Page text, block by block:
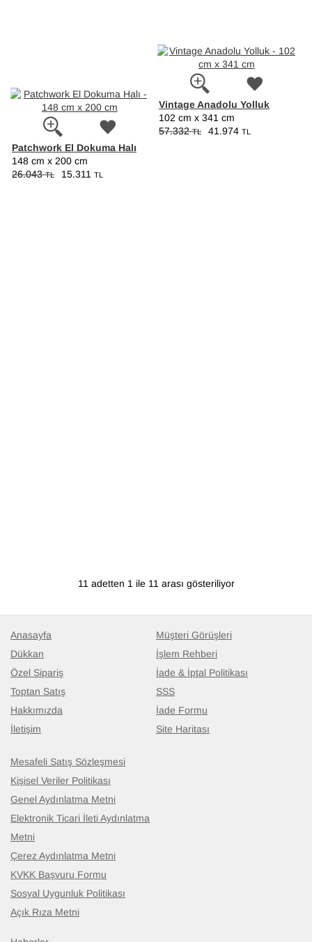
Vintage Anadolu Yolluk
102 cm x 341 cm
57.332TL 41.974 TL
Patchwork El Dokuma Halı
148 cm x 200 cm
26.043TL 15.311 TL
11 adetten 1 ile 11 arası gösteriliyor
Anasayfa
Dükkan
Özel Sipariş
Toptan Satış
Hakkımızda
İletişim
Müşteri Görüşleri
İşlem Rehberi
İade & İptal Politikası
SSS
İade Formu
Site Haritası
Mesafeli Satış Sözleşmesi
Kişisel Veriler Politikası
Genel Aydınlatma Metni
Elektronik Ticari İleti Aydınlatma
Metni
Çerez Aydınlatma Metni
KVKK Başvuru Formu
Sosyal Uygunluk Politikası
Açık Rıza Metni